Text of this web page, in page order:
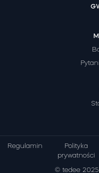
Regulamin
Polityka
prywatności
© tedee